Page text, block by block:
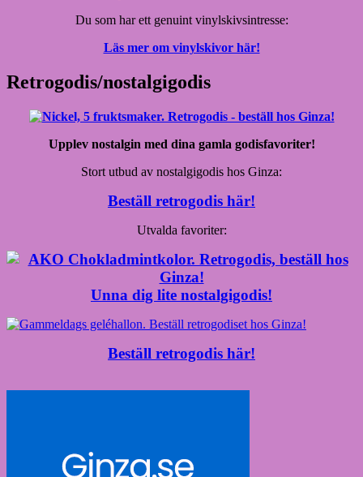
Du som har ett genuint vinylskivsintresse:
Läs mer om vinylskivor här!
Retrogodis/nostalgigodis
Upplev nostalgin med dina gamla godisfavoriter!
Stort utbud av nostalgigodis hos Ginza:
Beställ retrogodis här!
Utvalda favoriter:
Unna dig lite nostalgigodis!
Beställ retrogodis här!